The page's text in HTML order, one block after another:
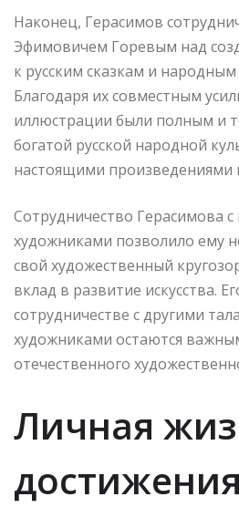
Наконец, Герасимов
Эфимовичем Горевым над
к русским сказкам и
Благодаря их совместным
иллюстрации были полным и
богатой русской народной
настоящими произведениями
Сотрудничество Герасимова
художниками позволило ему
свой художественный
вклад в развитие искусства.
сотрудничестве с другими
художниками остаются
отечественного
Личная
достижения